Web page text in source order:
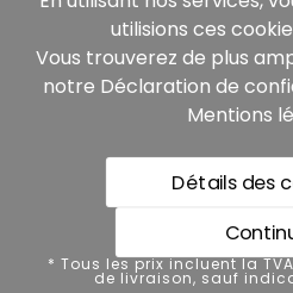
* Tous les prix incluent la TVA
livraison, sauf indication
Protection des données
utilisions ces
Vous trouverez de plus
notre Déclaration de
Mentions
Détails des
* Tous les prix incluent la
de livraison, sauf